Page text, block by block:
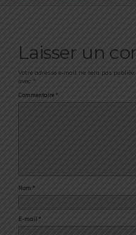
Laisser un
Votre adresse e-mail ne sera pas publiée.
avec *
Commentaire *
Nom *
E-mail *